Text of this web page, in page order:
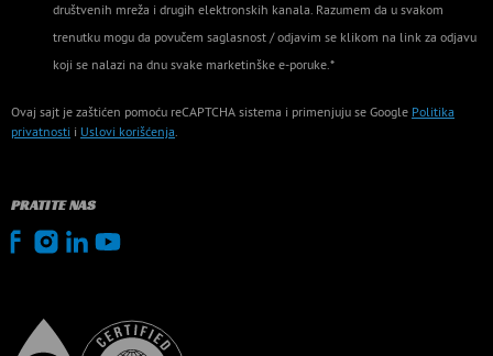
društvenih mreža i drugih elektronskih kanala. Razumem da u svakom
trenutku mogu da povučem saglasnost / odjavim se klikom na link za odjavu
koji se nalazi na dnu svake marketinške e-poruke.*
Ovaj sajt je zaštićen pomoću reCAPTCHA sistema i primenjuju se Google Politika
privatnosti i Uslovi korišćenja.
PRATITE NAS